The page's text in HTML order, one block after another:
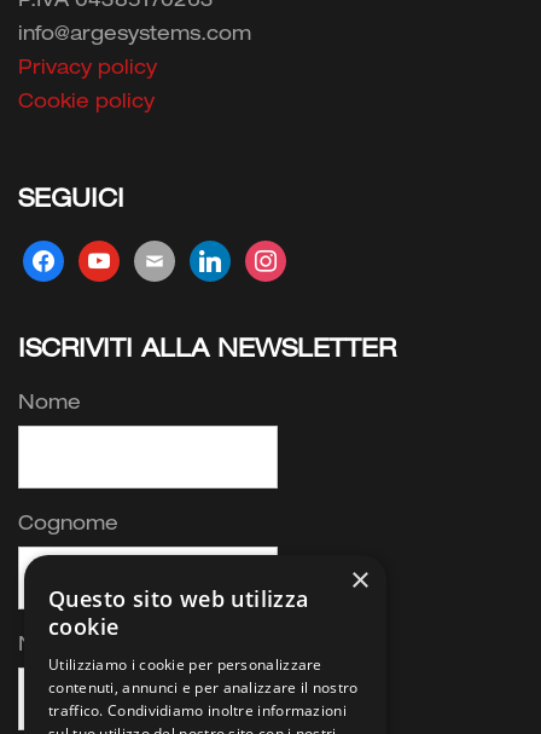
info@argesystems.com
Privacy policy
Cookie policy
SEGUICI
facebookyoutubemail linkedininstagram
ISCRIVITI ALLA NEWSLETTER
Nome
Cognome
Nome azienda
×
Questo sito web utilizza
cookie
Utilizziamo i cookie per personalizzare
contenuti, annunci e per analizzare il nostro
traffico. Condividiamo inoltre informazioni